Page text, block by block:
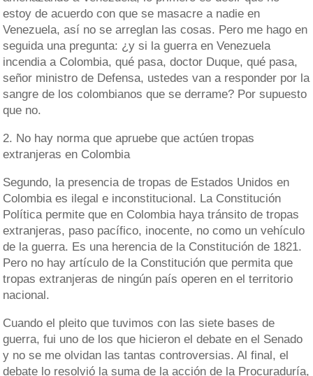
estoy de acuerdo con que se masacre a nadie en
Venezuela, así no se arreglan las cosas. Pero me hago en
seguida una pregunta: ¿y si la guerra en Venezuela
incendia a Colombia, qué pasa, doctor Duque, qué pasa,
señor ministro de Defensa, ustedes van a responder por la
sangre de los colombianos que se derrame? Por supuesto
que no.
2. No hay norma que apruebe que actúen tropas
extranjeras en Colombia
Segundo, la presencia de tropas de Estados Unidos en
Colombia es ilegal e inconstitucional. La Constitución
Política permite que en Colombia haya tránsito de tropas
extranjeras, paso pacífico, inocente, no como un vehículo
de la guerra. Es una herencia de la Constitución de 1821.
Pero no hay artículo de la Constitución que permita que
tropas extranjeras de ningún país operen en el territorio
nacional.
Cuando el pleito que tuvimos con las siete bases de
guerra, fui uno de los que hicieron el debate en el Senado
y no se me olvidan las tantas controversias. Al final, el
debate lo resolvió la suma de la acción de la Procuraduría,